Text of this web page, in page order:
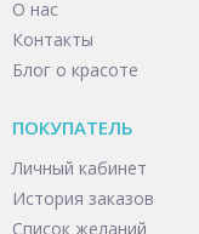
О нас
Контакты
Блог о красоте
ПОКУПАТЕЛЬ
Личный кабинет
История заказов
Список желаний